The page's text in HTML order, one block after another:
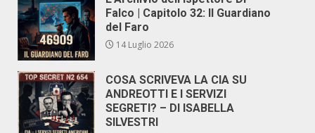
Falco | Capitolo 32: Il Guardiano
del Faro
14 Luglio 2026
COSA SCRIVEVA LA CIA SU
ANDREOTTI E I SERVIZI
SEGRETI? – DI ISABELLA
SILVESTRI